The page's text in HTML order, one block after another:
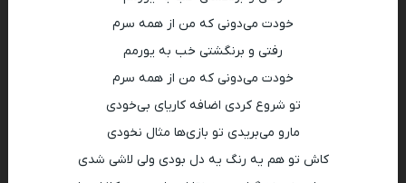
خودت می‌دونی که من از همه سرم
رفتی و برنگشتی خب به یورمم
خودت می‌دونی که من از همه سرم
تو شروع کردی اضافه کاریای بی‌خودی
مارو می‌بریدی تو بازی‌ها مثال نخودی
کاش تو هم یه رنگ یه دل بودی ولی لاشی شدی